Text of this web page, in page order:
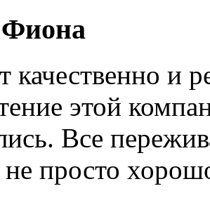
Фиона
качественно и
этой
Все
просто